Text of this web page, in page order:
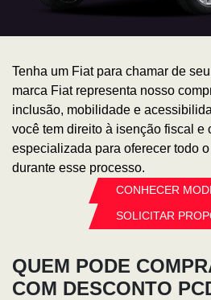
Tenha um Fiat para chamar de
marca Fiat representa nosso
inclusão, mobilidade e
você tem direito à isenção fiscal e
especializada para oferecer todo
durante esse processo.
CONHECER
SOLICITAR
QUEM PODE
COM DESCONTO